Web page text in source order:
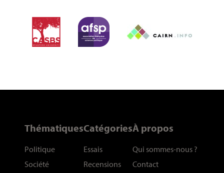
Thématiques
Politique
Société
Catégories
Essais
Recensions
À propos
Qui sommes-nous ?
Contact